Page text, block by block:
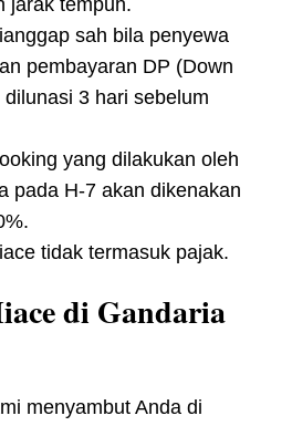
sah bila penyewa
pembayaran DP (Down
3 hari sebelum
yang dilakukan oleh
pada H-7 akan dikenakan
tidak termasuk pajak.
di Gandaria
menyambut Anda di